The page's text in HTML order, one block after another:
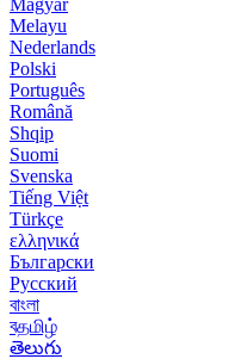
Melayu
Nederlands
Polski
Português
Română
Shqip
Suomi
Svenska
Tiếng Việt
Türkçe
ελληνικά
Български
Русский
বাংলা
বதமிழ்
తెలుగు